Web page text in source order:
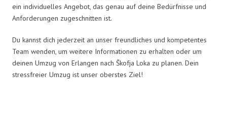
ein individuelles Angebot, das genau auf deine Bedürfnisse und
Anforderungen zugeschnitten ist.
Du kannst dich jederzeit an unser freundliches und kompetentes
Team wenden, um weitere Informationen zu erhalten oder um
deinen Umzug von Erlangen nach Škofja Loka zu planen. Dein
stressfreier Umzug ist unser oberstes Ziel!